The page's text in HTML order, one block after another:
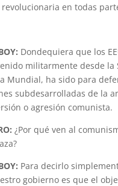
en todas
Dondequiera que los
militarmente desde la
Mundial, ha sido para
subdesarrolladas de la
o agresión comunista.
¿Por qué ven al
Para decirlo
gobierno es que el